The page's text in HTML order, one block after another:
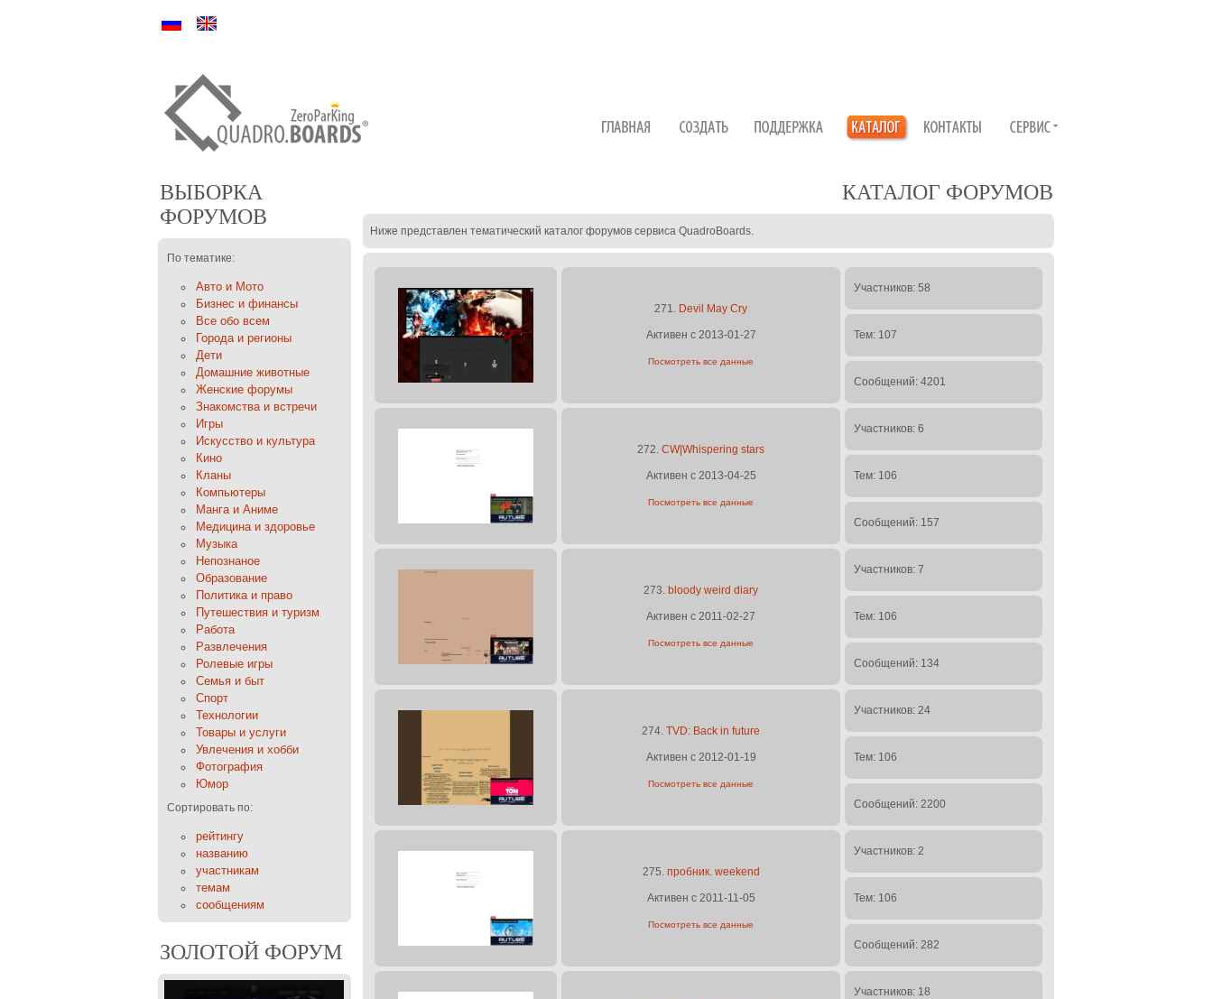
Ру En
ВЫБОРКА
ФОРУМОВ
По тематике:
Авто и Мото
Бизнес и финансы
Все обо всем
Города и регионы
Дети
Домашние животные
Женские форумы
Знакомства и встречи
Игры
Искусство и культура
Кино
Кланы
Компьютеры
Манга и Аниме
Медицина и здоровье
Музыка
Непознаное
Образование
Политика и право
Путешествия и туризм
Работа
Развлечения
Ролевые игры
Семья и быт
Спорт
Технологии
Товары и услуги
Увлечения и хобби
Фотография
Юмор
Сортировать по:
рейтингу
названию
участникам
темам
сообщениям
ЗОЛОТОЙ ФОРУМ
КАТАЛОГ ФОРУМОВ
Ниже представлен тематический каталог форумов сервиса QuadroBoards.
271. Devil May Cry
Активен с 2013-01-27
Посмотреть все данные
Участников: 58
Тем: 107
Сообщений: 4201
272. CW|Whispering stars
Активен с 2013-04-25
Посмотреть все данные
Участников: 6
Тем: 106
Сообщений: 157
273. bloody weird diary
Активен с 2011-02-27
Посмотреть все данные
Участников: 7
Тем: 106
Сообщений: 134
274. TVD: Back in future
Активен с 2012-01-19
Посмотреть все данные
Участников: 24
Тем: 106
Сообщений: 2200
275. пробник. weekend
Активен с 2011-11-05
Посмотреть все данные
Участников: 2
Тем: 106
Сообщений: 282
Участников: 18